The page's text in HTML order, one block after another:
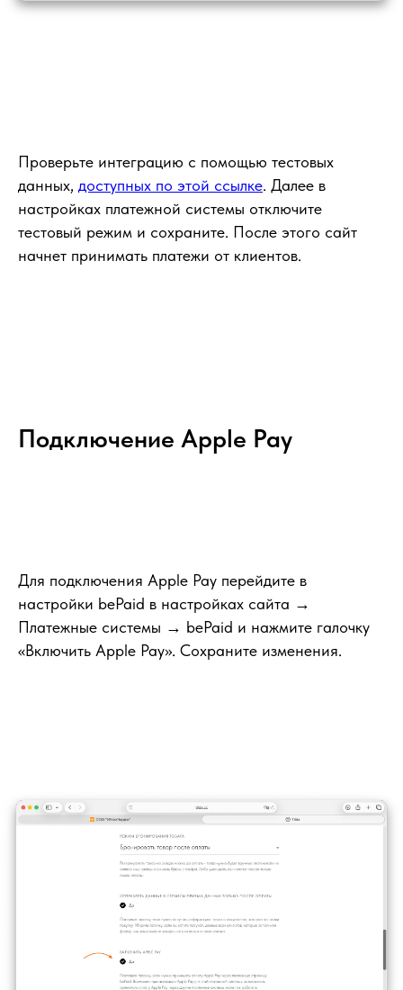
Проверьте интеграцию с помощью тестовых
данных, доступных по этой ссылке. Далее в
настройках платежной системы отключите
тестовый режим и сохраните. После этого сайт
начнет принимать платежи от клиентов.
Подключение Apple Pay
Для подключения Apple Pay перейдите в
настройки bePaid в настройках сайта →
Платежные системы → bePaid и нажмите галочку
«Включить Apple Pay». Сохраните изменения.